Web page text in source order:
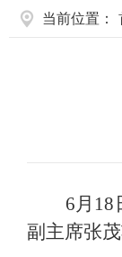
当前位置：
6月18
副主席张